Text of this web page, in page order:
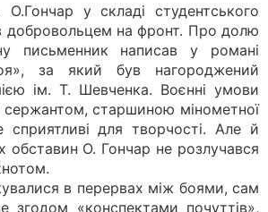
у складі студентського
добровольцем на фронт. Про долю
письменник написав у романі
за який був нагороджений
ім. Т. Шевченка. Воєнні умови
старшиною мінометної
сприятливі для творчості. Але й
обставин О. Гончар не розлучався
в перервах між боями, сам
згодом «конспектами почуттів»,